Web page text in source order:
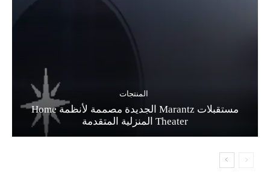
المنتجات
مستقبلات Marantz الجديدة مصممة لأنظمة Home
Theater المنزلية المتقدمة